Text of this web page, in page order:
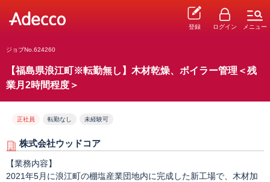
登録 ログイン メニュー
ジョブNo.624260
【福島県浪江町※転勤無し】木材乾燥、ボイラー管理＜残
業月2時間程度＞
正社員 転勤なし 未経験可
株式会社ウッドコア
【業務内容】
2021年5月に浪江町の棚塩産業団地内に完成した新工場で、木材加